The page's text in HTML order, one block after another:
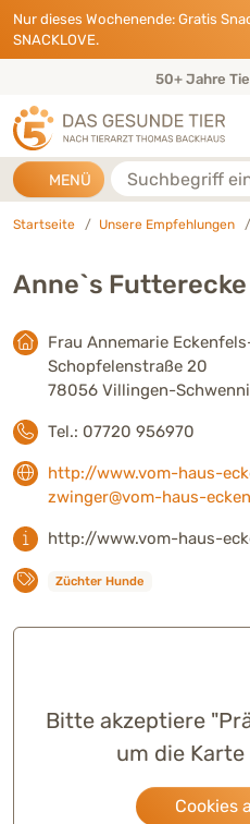
Direkt zu:
INHALT
HAUPTMENÜ
FOOTER
Nur dieses Wochenende: Gratis
SNACKLOVE.
50+ Jahre
MENÜ Suche
Startseite Unsere Empfehlungen
Anne`s Futterecke
Frau Annemarie
Schopfelenstraße 20
78056 Villingen-
Tel.: 07720 956970
http://www.vom-haus-
zwinger@vom-haus-
http://www.vom-haus-
Züchter Hunde
Bitte akzeptiere
um die
Cookies